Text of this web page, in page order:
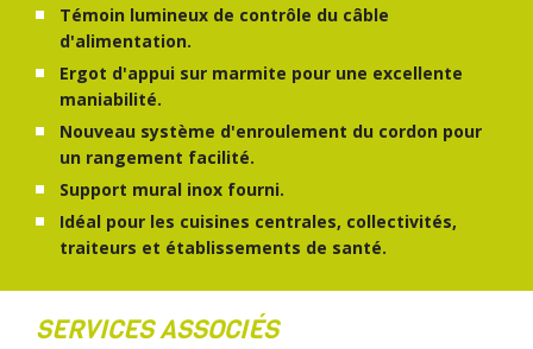
Témoin lumineux de contrôle du câble
d'alimentation.
Ergot d'appui sur marmite pour une excellente
maniabilité.
Nouveau système d'enroulement du cordon pour
un rangement facilité.
Support mural inox fourni.
Idéal pour les cuisines centrales, collectivités,
traiteurs et établissements de santé.
SERVICES ASSOCIÉS